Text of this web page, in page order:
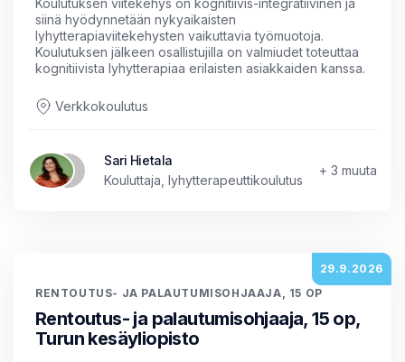
Koulutuksen viitekehys on kognitiivis-integratiivinen ja
siinä hyödynnetään nykyaikaisten
lyhytterapiaviitekehysten vaikuttavia työmuotoja.
Koulutuksen jälkeen osallistujilla on valmiudet toteuttaa
kognitiivista lyhytterapiaa erilaisten asiakkaiden kanssa.
Verkkokoulutus
Sari Hietala
Kouluttaja, lyhytterapeuttikoulutus
+ 3 muuta
29.9.2026
RENTOUTUS- JA PALAUTUMISOHJAAJA, 15 OP
Rentoutus- ja palautumisohjaaja, 15 op,
Turun kesäyliopisto